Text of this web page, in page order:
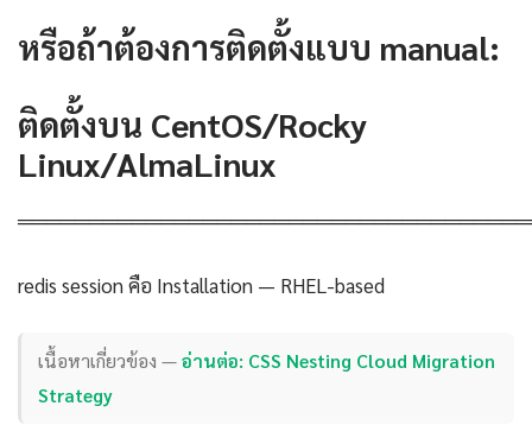
หรือถ้าต้องการติดตั้งแบบ manual:
ติดตั้งบน CentOS/Rocky
Linux/AlmaLinux
redis session คือ Installation — RHEL-based
เนื้อหาเกี่ยวข้อง —อ่านต่อ: CSS Nesting Cloud Migration
Strategy